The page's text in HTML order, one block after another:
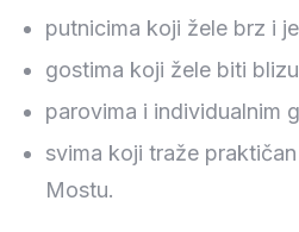
putnicima koji žele brz i
gostima koji žele biti
parovima i individualnim
svima koji traže
Mostu.